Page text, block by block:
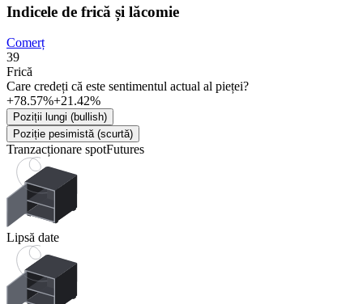
Indicele de frică și lăcomie
Comerț
39
Frică
Care credeți că este sentimentul actual al pieței?
+78.57%+21.42%
Poziții lungi (bullish)
Poziție pesimistă (scurtă)
Tranzacționare spotFutures
Lipsă date